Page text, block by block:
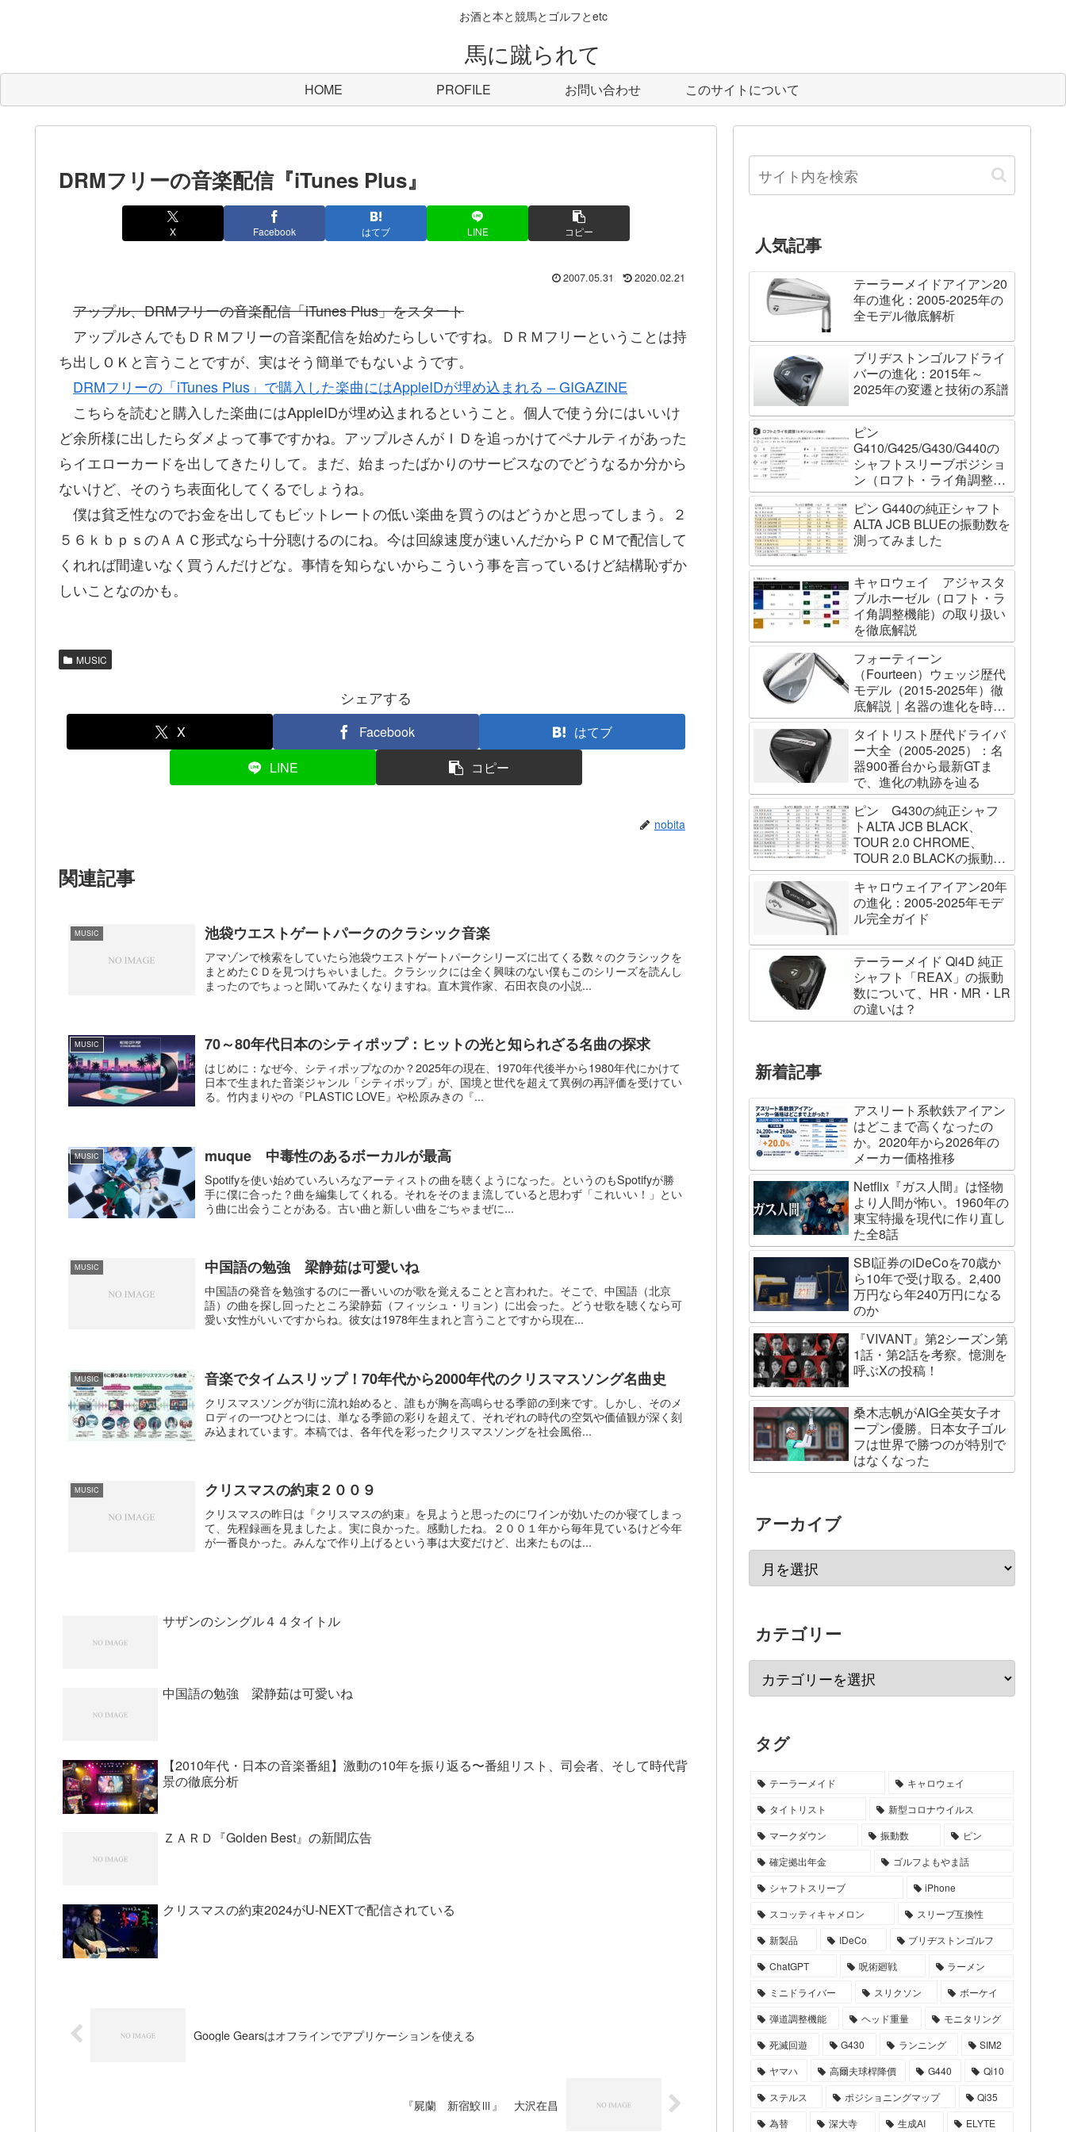
お酒と本と競馬とゴルフとetc
馬に蹴られて
HOME PROFILE お問い合わせ このサイトについて
DRMフリーの音楽配信『iTunes Plus』
X Facebook はてブ LINE コピー
2007.05.31 2020.02.21
アップル、DRMフリーの音楽配信「iTunes Plus」をスタート
アップルさんでもＤＲＭフリーの音楽配信を始めたらしいですね。ＤＲＭフリーということは持
ち出しＯＫと言うことですが、実はそう簡単でもないようです。
DRMフリーの「iTunes Plus」で購入した楽曲にはAppleIDが埋め込まれる – GIGAZINE
こちらを読むと購入した楽曲にはAppleIDが埋め込まれるということ。個人で使う分にはいいけ
ど余所様に出したらダメよって事ですかね。アップルさんがＩＤを追っかけてペナルティがあった
らイエローカードを出してきたりして。まだ、始まったばかりのサービスなのでどうなるか分から
ないけど、そのうち表面化してくるでしょうね。
僕は貧乏性なのでお金を出してもビットレートの低い楽曲を買うのはどうかと思ってしまう。２
５６ｋｂｐｓのＡＡＣ形式なら十分聴けるのにね。今は回線速度が速いんだからＰＣＭで配信して
くれれば間違いなく買うんだけどな。事情を知らないからこういう事を言っているけど結構恥ずか
しいことなのかも。
MUSIC
シェアする
X Facebook
はてブ
LINE
コピー
nobita
関連記事
MUSIC 池袋ウエストゲートパークのクラシック音楽
アマゾンで検索をしていたら池袋ウエストゲートパークシリーズに出てくる数々のクラシックを
まとめたＣＤを見つけちゃいました。クラシックには全く興味のない僕もこのシリーズを読んし
まったのでちょっと聞いてみたくなりますね。直木賞作家、石田衣良の小説...
MUSIC 70～80年代日本のシティポップ：ヒットの光と知られざる名曲の探求
はじめに：なぜ今、シティポップなのか？2025年の現在、1970年代後半から1980年代にかけて
日本で生まれた音楽ジャンル「シティポップ」が、国境と世代を超えて異例の再評価を受けてい
る。竹内まりやの『PLASTIC LOVE』や松原みきの『...
MUSIC muque 中毒性のあるボーカルが最高
Spotifyを使い始めていろいろなアーティストの曲を聴くようになった。というのもSpotifyが勝
手に僕に合った？曲を編集してくれる。それをそのまま流していると思わず「これいい！」とい
う曲に出会うことがある。古い曲と新しい曲をごちゃまぜに...
MUSIC 中国語の勉強 梁静茹は可愛いね
中国語の発音を勉強するのに一番いいのが歌を覚えることと言われた。そこで、中国語（北京
語）の曲を探し回ったところ梁静茹（フィッシュ・リョン）に出会った。どうせ歌を聴くなら可
愛い女性がいいですからね。彼女は1978年生まれと言うことですから現在...
MUSIC 音楽でタイムスリップ！70年代から2000年代のクリスマスソング名曲史
クリスマスソングが街に流れ始めると、誰もが胸を高鳴らせる季節の到来です。しかし、そのメ
ロディの一つひとつには、単なる季節の彩りを超えて、それぞれの時代の空気や価値観が深く刻
み込まれています。本稿では、各年代を彩ったクリスマスソングを社会風俗...
MUSIC クリスマスの約束２００９
クリスマスの昨日は『クリスマスの約束』を見ようと思ったのにワインが効いたのか寝てしまっ
て、先程録画を見ましたよ。実に良かった。感動したね。２００１年から毎年見ているけど今年
が一番良かった。みんなで作り上げるという事は大変だけど、出来たものは...
サザンのシングル４４タイトル
中国語の勉強 梁静茹は可愛いね
【2010年代・日本の音楽番組】激動の10年を振り返る〜番組リスト、司会者、そして時代背
景の徹底分析
ＺＡＲＤ『Golden Best』の新聞広告
クリスマスの約束2024がU-NEXTで配信されている
Google Gearsはオフラインでアプリケーションを使える
『屍蘭 新宿鮫Ⅲ』 大沢在昌
人気記事
テーラーメイドアイアン20
年の進化：2005-2025年の
全モデル徹底解析
ブリヂストンゴルフドライ
バーの進化：2015年～
2025年の変遷と技術の系譜
ピン
G410/G425/G430/G440の
シャフトスリーブポジショ
ン（ロフト・ライ角調整機
能）について
ピン G440の純正シャフト
ALTA JCB BLUEの振動数を
測ってみました
キャロウェイ アジャスタ
ブルホーゼル（ロフト・ラ
イ角調整機能）の取り扱い
を徹底解説
フォーティーン
（Fourteen）ウェッジ歴代
モデル（2015-2025年）徹
底解説｜名器の進化を時系
列で辿る
タイトリスト歴代ドライバ
ー大全（2005-2025）：名
器900番台から最新GTま
で、進化の軌跡を辿る
ピン G430の純正シャフ
トALTA JCB BLACK、
TOUR 2.0 CHROME、
TOUR 2.0 BLACKの振動数
を測ってみました
キャロウェイアイアン20年
の進化：2005-2025年モデ
ル完全ガイド
テーラーメイド Qi4D 純正
シャフト「REAX」の振動
数について、HR・MR・LR
の違いは？
新着記事
アスリート系軟鉄アイアン
はどこまで高くなったの
か。2020年から2026年の
メーカー価格推移
Netflix『ガス人間』は怪物
より人間が怖い。1960年の
東宝特撮を現代に作り直し
た全8話
SBI証券のiDeCoを70歳か
ら10年で受け取る。2,400
万円なら年240万円になる
のか
『VIVANT』第2シーズン第
1話・第2話を考察。憶測を
呼ぶXの投稿！
桑木志帆がAIG全英女子オ
ープン優勝。日本女子ゴル
フは世界で勝つのが特別で
はなくなった
アーカイブ
カテゴリー
タグ
テーラーメイド
キャロウェイ
タイトリスト
新型コロナウイルス
マークダウン
振動数
ピン
確定拠出年金
ゴルフよもやま話
シャフトスリーブ
iPhone
スコッティキャメロン
スリーブ互換性
新製品
IDeCo
ブリヂストンゴルフ
ChatGPT
呪術廻戦
ラーメン
ミニドライバー
スリクソン
ボーケイ
弾道調整機能
ヘッド重量
モニタリング
死滅回遊
G430 ランニング
SIM2
ヤマハ
高爾夫球桿降價 G440
Qi10
ステルス
ポジショニングマップ
Qi35
為替
深大寺 生成AI
ELYTE